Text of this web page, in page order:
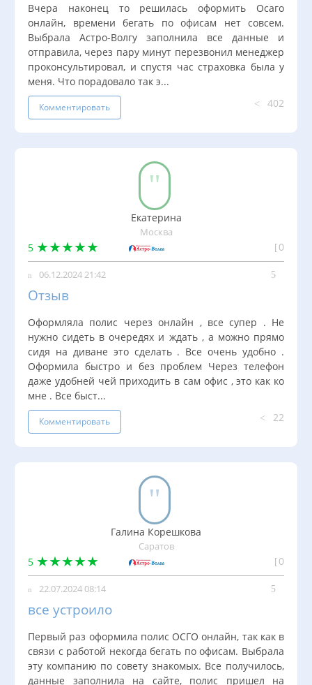
Вчера наконец то решилась оформить Осаго
онлайн, времени бегать по офисам нет совсем.
Выбрала Астро-Волгу заполнила все данные и
отправила, через пару минут перезвонил менеджер
проконсультировал, и спустя час страховка была у
меня. Что порадовало так э...
Комментировать 402
Екатерина
Москва
5 0
06.12.2024 21:42
Отзыв
Оформляла полис через онлайн , все супер . Не
нужно сидеть в очередях и ждать , а можно прямо
сидя на диване это сделать . Все очень удобно .
Оформила быстро и без проблем Через телефон
даже удобней чей приходить в сам офис , это как ко
мне . Все быст...
Комментировать 22
Галина Корешкова
Саратов
5 0
22.07.2024 08:14
все устроило
Первый раз оформила полис ОСГО онлайн, так как в
связи с работой некогда бегать по офисам. Выбрала
эту компанию по совету знакомых. Все получилось,
данные заполнила на сайте, полис пришел на